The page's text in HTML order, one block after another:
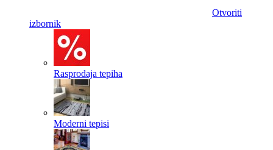
Otvoriti
izbornik
Rasprodaja tepiha
Moderni tepisi